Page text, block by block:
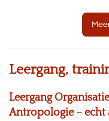
Leergang,
Leergang
Antropologie – echt